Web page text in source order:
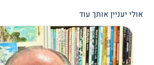
אולי יעניין אותך עוד